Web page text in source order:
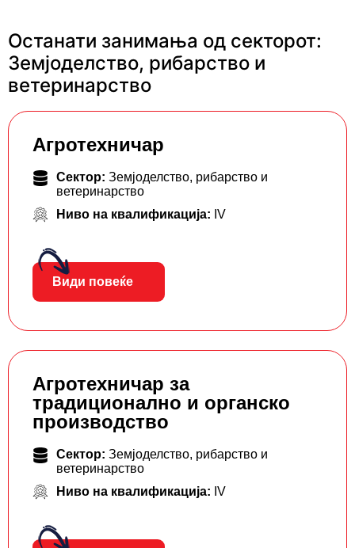
Останати занимања од секторот:
Земјоделство, рибарство и
ветеринарство
Агротехничар
Сектор: Земјоделство, рибарство и
ветеринарство
Ниво на квалификација: IV
Види повеќе
Агротехничар за
традиционално и органско
производство
Сектор: Земјоделство, рибарство и
ветеринарство
Ниво на квалификација: IV